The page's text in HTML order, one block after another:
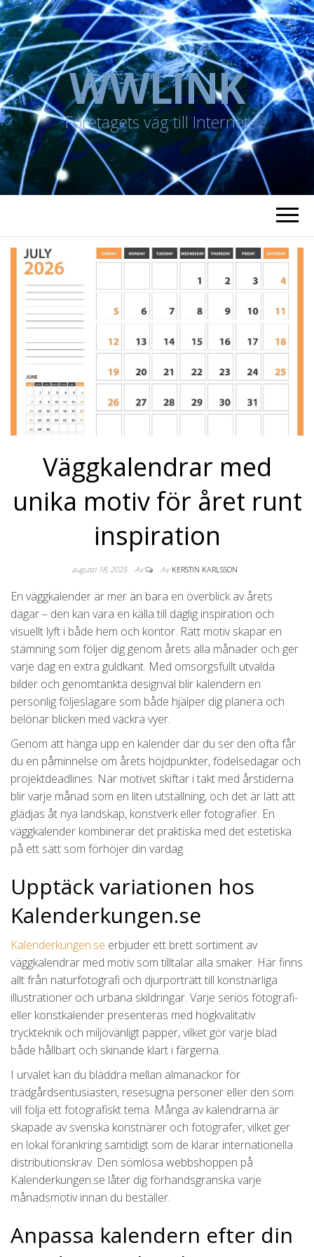
WWLINK
Företagets väg till Internet
Väggkalendrar med
unika motiv för året runt
inspiration
augusti 18, 2025 Av Av KERSTIN KARLSSON
En väggkalender är mer än bara en överblick av årets
dagar – den kan vara en källa till daglig inspiration och
visuellt lyft i både hem och kontor. Rätt motiv skapar en
stämning som följer dig genom årets alla månader och ger
varje dag en extra guldkant. Med omsorgsfullt utvalda
bilder och genomtänkta designval blir kalendern en
personlig följeslagare som både hjälper dig planera och
belönar blicken med vackra vyer.
Genom att hänga upp en kalender där du ser den ofta får
du en påminnelse om årets höjdpunkter, födelsedagar och
projektdeadlines. När motivet skiftar i takt med årstiderna
blir varje månad som en liten utställning, och det är lätt att
glädjas åt nya landskap, konstverk eller fotografier. En
väggkalender kombinerar det praktiska med det estetiska
på ett sätt som förhöjer din vardag.
Upptäck variationen hos
Kalenderkungen.se
Kalenderkungen.se erbjuder ett brett sortiment av
väggkalendrar med motiv som tilltalar alla smaker. Här finns
allt från naturfotografi och djurporträtt till konstnärliga
illustrationer och urbana skildringar. Varje seriös fotografi-
eller konstkalender presenteras med högkvalitativ
tryckteknik och miljövänligt papper, vilket gör varje blad
både hållbart och skinande klart i färgerna.
I urvalet kan du bläddra mellan almanackor för
trädgårdsentusiasten, resesugna personer eller den som
vill följa ett fotografiskt tema. Många av kalendrarna är
skapade av svenska konstnärer och fotografer, vilket ger
en lokal förankring samtidigt som de klarar internationella
distributionskrav. Den sömlösa webbshoppen på
Kalenderkungen.se låter dig förhandsgranska varje
månadsmotiv innan du beställer.
Anpassa kalendern efter din